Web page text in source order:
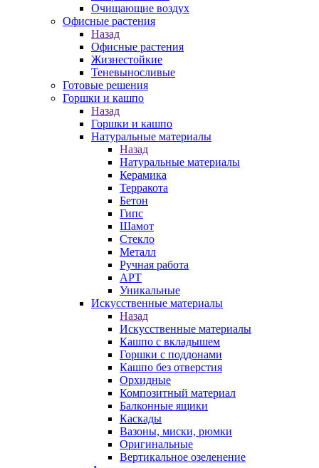
Очищающие воздух
Офисные растения
Назад
Офисные растения
Жизнестойкие
Теневыносливые
Готовые решения
Горшки и кашпо
Назад
Горшки и кашпо
Натуральные материалы
Назад
Натуральные материалы
Керамика
Терракота
Бетон
Гипс
Шамот
Стекло
Металл
Ручная работа
АРТ
Уникальные
Искусственные материалы
Назад
Искусственные материалы
Кашпо с вкладышем
Горшки с поддонами
Кашпо без отверстия
Орхидные
Композитный материал
Балконные ящики
Каскады
Вазоны, миски, рюмки
Оригинальные
Вертикальное озеленение